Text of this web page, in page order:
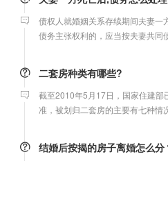
债权人就婚姻关系存续期间夫妻一
债务主张权利的，应当按夫妻共同
截至2010年5月17日，国家住建部
准，被划归二套房的主要有七种情
只要是婚后购买的房子，都属夫妻